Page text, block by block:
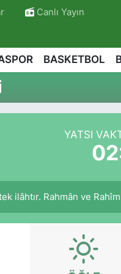
Canlı Yayın
BASKETBOL
YATSI
ilâhtır. Rahmân ve